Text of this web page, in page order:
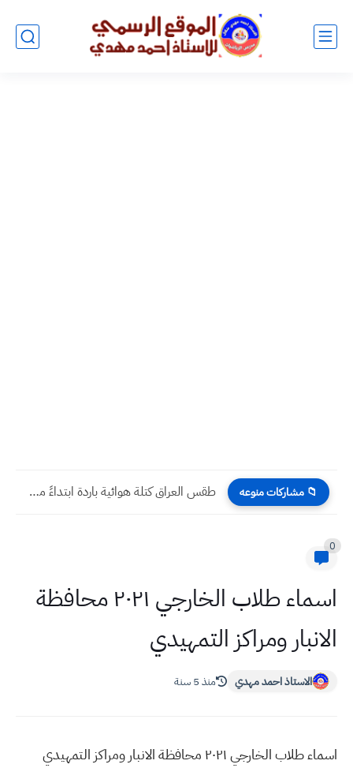
📁 مشاركات منوعه طقس العراق كتلة هوائية باردة ابتداءً من يوم الجمعة 2025/3/21...
0
اسماء طلاب الخارجي ٢٠٢١ محافظة
الانبار ومراكز التمهيدي
الاستاذ احمد مهدي منذ 5 سنة
اسماء طلاب الخارجي ٢٠٢١ محافظة الانبار ومراكز التمهيدي